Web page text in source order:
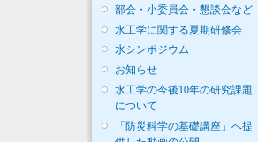
部会・小委員会・懇談会など
水工学に関する夏期研修会
水シンポジウム
お知らせ
水工学の今後10年の研究課題
について
「防災科学の基礎講座」へ提